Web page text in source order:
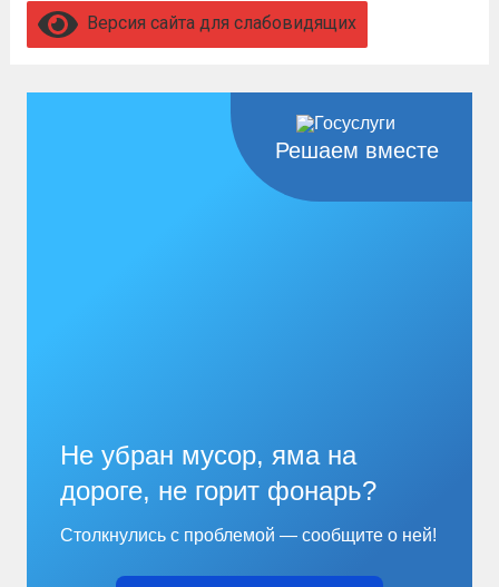
событие собрало множество активных и
целеустремлённых ребят, которые на практике
Версия сайта для слабовидящих
Решаем вместе
Не убран мусор, яма на
дороге, не горит фонарь?
Столкнулись с проблемой — сообщите о ней!